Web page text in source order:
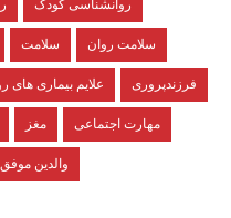
روانشناسی کودک
سلامت سلامت روان
علایم بیماری های فرزندپروری
مغز مهارت اجتماعی
والدین موفق